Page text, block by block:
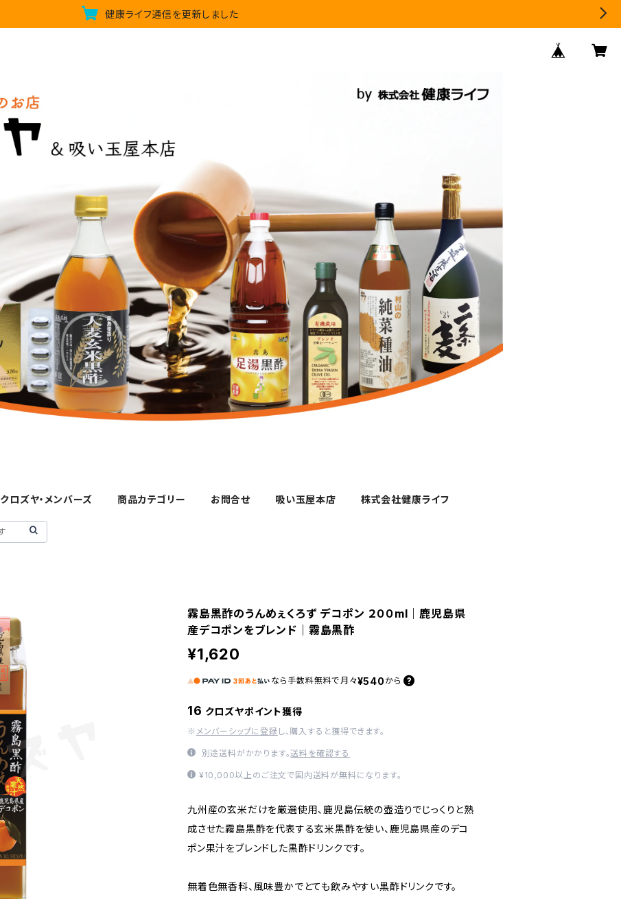
健康ライフ通信を更新しました
クロズヤ・メンバーズ 商品カテゴリー お問合せ 吸い玉屋本店 株式会社健康ライフ
霧島黒酢のうんめぇくろず デコポン ２００ml｜鹿児島県
産デコポンをブレンド｜霧島黒酢
¥1,620
なら 手数料無料で 月々¥540 から
16 クロズヤポイント獲得
※ メンバーシップに登録 し、購入すると獲得できます。
別途送料がかかります。送料を確認する
¥10,000以上のご注文で国内送料が無料になります。
九州産の玄米だけを厳選使用、鹿児島伝統の壺造りでじっくりと熟
成させた霧島黒酢を代表する玄米黒酢を使い、鹿児島県産のデコ
ポン果汁をブレンドした黒酢ドリンクです。
無着色無香料、風味豊かでとても飲みやすい黒酢ドリンクです。